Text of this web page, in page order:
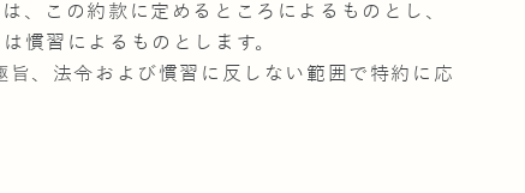
、この約款に定めるところによるものとし、
慣習によるものとします。
、法令および慣習に反しない範囲で特約に応